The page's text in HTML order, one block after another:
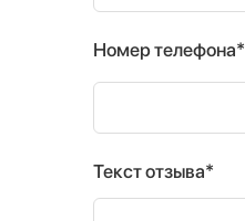
Номер телефона*
Текст отзыва*